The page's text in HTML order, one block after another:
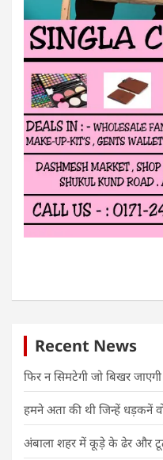
Recent News
फिर न सिमटेगी जो बिखर
हमने अता की थी जिन्हें धड़कनें
अंबाला शहर में कूड़े के ढेर और